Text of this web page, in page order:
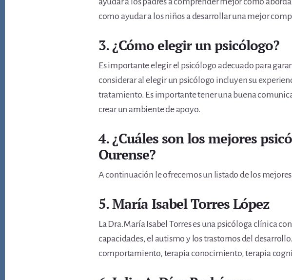
como ayudar a los niños a desarrollar una mejor
3. ¿Cómo elegir un psicólogo?
Es importante elegir el psicólogo adecuado para
considerar al elegir un psicólogo incluyen su
tratamiento. Es importante tener una buena
crear un ambiente de apoyo.
4. ¿Cuáles son los mejores
Ourense?
A continuación le ofrecemos un listado de los
5. María Isabel Torres López
La Dra.María Isabel Torres es una psicóloga clínica
capacidades, el autismo y los trastornos del
comportamiento, terapia conocimiento, terapia